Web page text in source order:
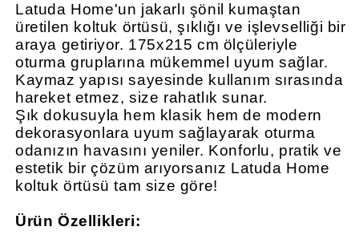
Latuda Home'un jakarlı şönil kumaştan
üretilen koltuk örtüsü, şıklığı ve işlevselliği bir
araya getiriyor. 175x215 cm ölçüleriyle
oturma gruplarına mükemmel uyum sağlar.
Kaymaz yapısı sayesinde kullanım sırasında
hareket etmez, size rahatlık sunar.
Şık dokusuyla hem klasik hem de modern
dekorasyonlara uyum sağlayarak oturma
odanızın havasını yeniler. Konforlu, pratik ve
estetik bir çözüm arıyorsanız Latuda Home
koltuk örtüsü tam size göre!
Ürün Özellikleri: